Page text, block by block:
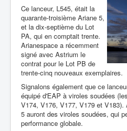
Ce lanceur, L545, était la
quarante-troisième Ariane 5,
et la dix-septième du Lot
PA, qui en comptait trente.
Arianespace a récemment
signé avec Astrium le
contrat pour le Lot PB de
trente-cinq nouveaux exemplaires.
Signalons également que ce
équipé d'EAP à viroles soudées
V174, V176, V177, V179 et
5 auront des viroles soudées, qui
performance globale.